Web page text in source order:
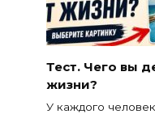
Тест. Чего вы
жизни?
У каждого